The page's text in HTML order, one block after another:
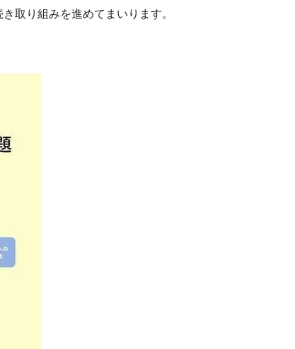
取り組みを進めてまいります。